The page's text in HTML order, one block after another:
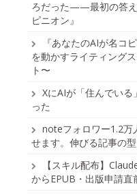
ろだった——最初の答え
ピニオン』
『あなたのAIが名
を動かすライティング
ト〜
XにAIが「住んでい
った
noteフォロワー1.2万
せます。伸びる記事の
【スキル配布】
からEPUB・出版申請